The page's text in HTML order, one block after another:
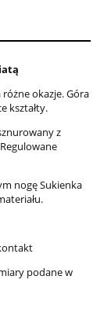
okazje. Góra
kształty.
z
nogę Sukienka
podane w